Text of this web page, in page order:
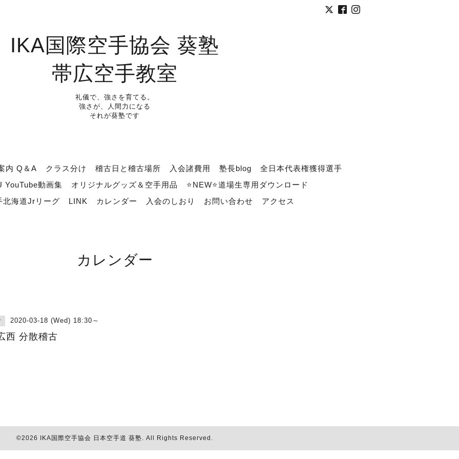
IKA国際空手協会 葵塾
帯広空手教室
礼儀で、強さを育てる。
強さが、人間力になる
それが葵塾です
内 Q＆A クラス分け 稽古日と稽古場所 入会諸費用 塾長blog
全日本代表権獲得選手
YouTube動画集
オリジナルグッズ＆空手用品
⭐NEW⭐道場生専用ダウンロード
北海道Jrリーグ
LINK カレンダー 入会のしおり お問い合わせ アクセス
カレンダー
2020-03-18 (Wed) 18:30～
西 分散稽古
©2026 IKA国際空手協会 日本空手道 葵塾. All Rights Reserved.